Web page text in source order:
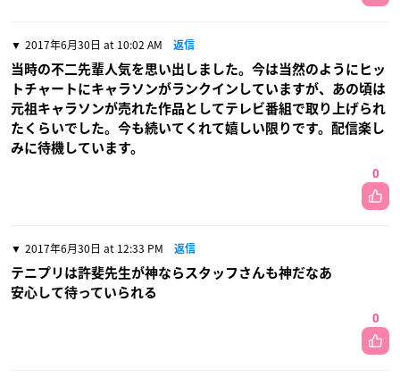
2017年6月30日 at 10:02 AM 返信
当時の不二先輩人気を思い出しました。今は当然のようにヒッ
トチャートにキャラソンがランクインしていますが、あの頃は
元祖キャラソンが売れた作品としてテレビ番組で取り上げられ
たくらいでした。今も続いてくれて嬉しい限りです。配信楽し
みに待機しています。
0
2017年6月30日 at 12:33 PM 返信
テニプリは許斐先生が神ならスタッフさんも神だなあ
安心して待っていられる
0